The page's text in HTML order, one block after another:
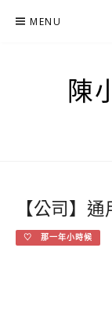
MENU
陳
【公司】
♡ 那一年小時候